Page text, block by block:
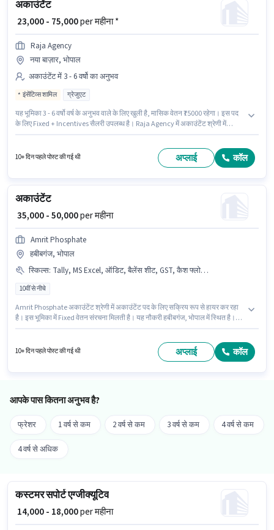
अकाउंटेंट
₹ 23,000 - 75,000per महीना *
Raja Agency
नया बाज़ार, भोपाल
अकाउंटेंट में 3 - 6 वर्षो का अनुभव
इंसेंटिव्स शामिल ग्रेजुएट
यह भूमिका 3 - 6 वर्षो वर्ष के अनुभव वाले के लिए खुली है, मासिक वेतन ₹75000 रहेगा। इस पद
के लिए Fixed + Incentives सैलरी उपलब्ध है। Raja Agency में अकाउंटेंट श्रेणी में
10+ दिन पहले पोस्ट की गई थी अप्लाई कॉल
अकाउंटेंट
₹ 35,000 - 50,000per महीना
Amrit Phosphate
हबीबगंज, भोपाल
स्किल्स: Tally, MS Excel, ऑडिट, बैलेंस शीट, GST, कैश फ्लो, बुक कीपिंग, टैक्स रिटर्न्स
10वीं से नीचे
Amrit Phosphate अकाउंटेंट श्रेणी में अकाउंटेंट पद के लिए सक्रिय रूप से हायर कर रहा
है। इस भूमिका में Fixed वेतन संरचना मिलती है। यह नौकरी हबीबगंज, भोपाल में स्थित है।
इस भूमिका के लिए उपयुक्त हैं। यह भूमिका 6 - 6+ वर्षो वर्ष के अनुभव वाले के लिए खुली है,
10+ दिन पहले पोस्ट की गई थी अप्लाई कॉल
आपके पास कितना अनुभव है?
फ्रेशर 1 वर्ष से कम 2 वर्ष से कम 3 वर्ष से कम 4 वर्ष से कम
4 वर्ष से अधिक
कस्टमर सपोर्ट एग्जीक्यूटिव
₹ 14,000 - 18,000per महीना